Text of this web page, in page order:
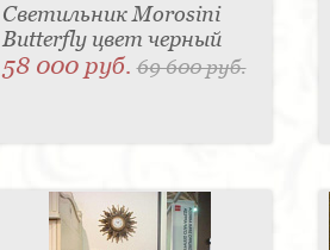
Светильник Morosini
Butterfly цвет черный
58 000 руб.69 600 руб.